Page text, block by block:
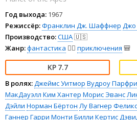
Год выхода: 1967
Режиссёр:Франклин Дж. Шаффнер Джо
Производство:США🇺🇸
Жанр:фантастика 🧙‍♀️ приключения 🎒
7.7
В ролях:Джеймс Уитмор Вудроу Парфри
МакДауэлл Ким Хантер Морис Эванс
Дэйли Норман Бёртон Лу Вагнер
Ганнер Гарри Монти Билли Кертис